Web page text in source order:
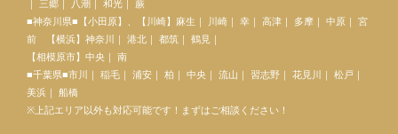
｜ 三郷｜ 八潮｜ 和光｜ 蕨
■神奈川県■【小田原】、【川崎】麻生｜ 川崎｜ 幸｜ 高津｜ 多摩｜ 中原｜ 宮
前 【横浜】神奈川｜ 港北｜ 都筑｜ 鶴見｜
【相模原市】中央｜ 南
■千葉県■市川｜ 稲毛｜ 浦安｜ 柏｜ 中央｜ 流山｜ 習志野｜ 花見川｜ 松戸｜
美浜｜ 船橋
※上記エリア以外も対応可能です！まずはご相談ください！